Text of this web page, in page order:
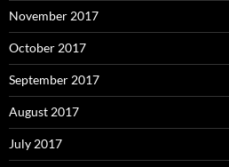
November 2017
October 2017
September 2017
August 2017
July 2017